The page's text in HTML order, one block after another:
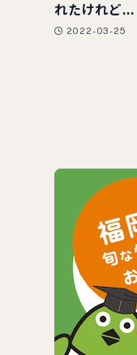
れたけれど…
2022-03-25